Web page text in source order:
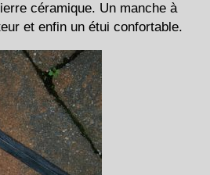
céramique. Un manche à
et enfin un étui confortable.